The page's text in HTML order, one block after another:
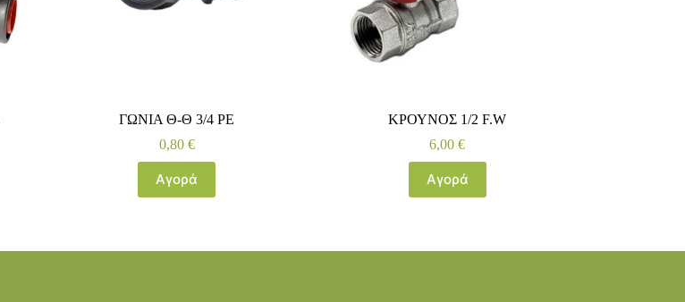
ΓΩΝΙΑ Θ-Θ 3/4 ΡΕ
0,80 €
Αγορά
ΚΡΟΥΝΟΣ 1/2 F.W
6,00€
Αγορά